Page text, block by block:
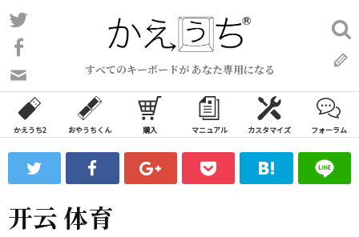
コ
ン
ン
ツ
ス
ッ
プ
すべてのキーボードが あなた専用になる
い
合
わ
フ
ォ
ム
検
索:
かえうち2 おやうちくん 購入 マニュアル カスタマイズ フォーラム
开云 体育